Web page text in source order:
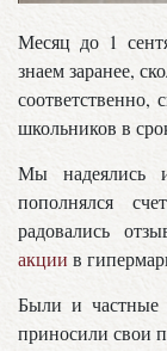
Месяц до 1
знаем заранее,
школьников в
Мы надеялись
пополнялся
радовались
акциив
Были и частные
приносили свои